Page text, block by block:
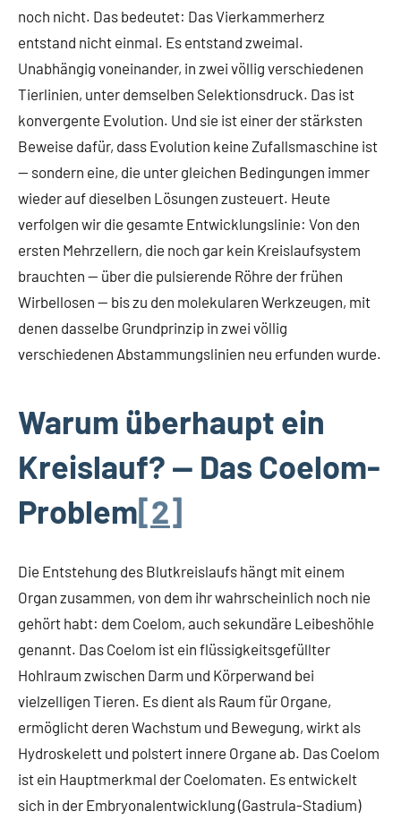
noch nicht. Das bedeutet: Das Vierkammerherz
entstand nicht einmal. Es entstand zweimal.
Unabhängig voneinander, in zwei völlig verschiedenen
Tierlinien, unter demselben Selektionsdruck. Das ist
konvergente Evolution. Und sie ist einer der stärksten
Beweise dafür, dass Evolution keine Zufallsmaschine ist
— sondern eine, die unter gleichen Bedingungen immer
wieder auf dieselben Lösungen zusteuert. Heute
verfolgen wir die gesamte Entwicklungslinie: Von den
ersten Mehrzellern, die noch gar kein Kreislaufsystem
brauchten — über die pulsierende Röhre der frühen
Wirbellosen — bis zu den molekularen Werkzeugen, mit
denen dasselbe Grundprinzip in zwei völlig
verschiedenen Abstammungslinien neu erfunden wurde.
Warum überhaupt ein
Kreislauf? — Das Coelom-
Problem[2]
Die Entstehung des Blutkreislaufs hängt mit einem
Organ zusammen, von dem ihr wahrscheinlich noch nie
gehört habt: dem Coelom, auch sekundäre Leibeshöhle
genannt. Das Coelom ist ein flüssigkeitsgefüllter
Hohlraum zwischen Darm und Körperwand bei
vielzelligen Tieren. Es dient als Raum für Organe,
ermöglicht deren Wachstum und Bewegung, wirkt als
Hydroskelett und polstert innere Organe ab. Das Coelom
ist ein Hauptmerkmal der Coelomaten. Es entwickelt
sich in der Embryonalentwicklung (Gastrula-Stadium)